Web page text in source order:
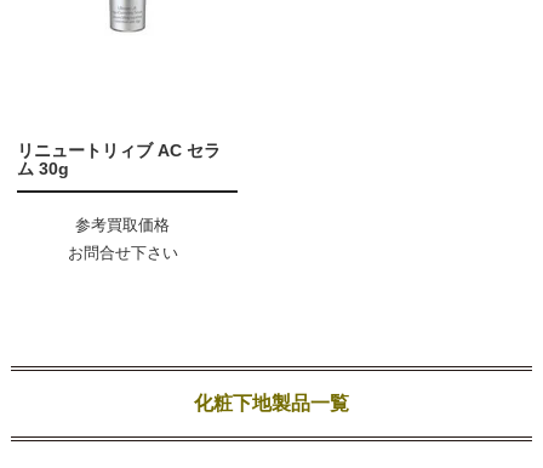
リニュートリィブ AC セラ
ム 30g
参考買取価格
お問合せ下さい
化粧下地製品一覧